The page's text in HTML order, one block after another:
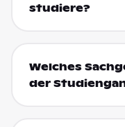
studiere?
Welches
der